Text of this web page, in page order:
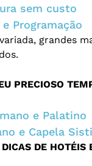
sem custo
Programação
grandes
PRECIOSO
e Palatino
e Capela
DICAS DE HOTÉIS